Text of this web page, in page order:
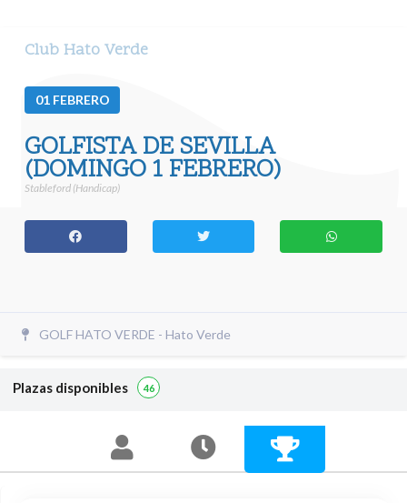
Club Hato Verde
01 FEBRERO
GOLFISTA DE SEVILLA
(DOMINGO 1 FEBRERO)
Stableford (Handicap)
GOLF HATO VERDE - Hato Verde
Plazas disponibles 46